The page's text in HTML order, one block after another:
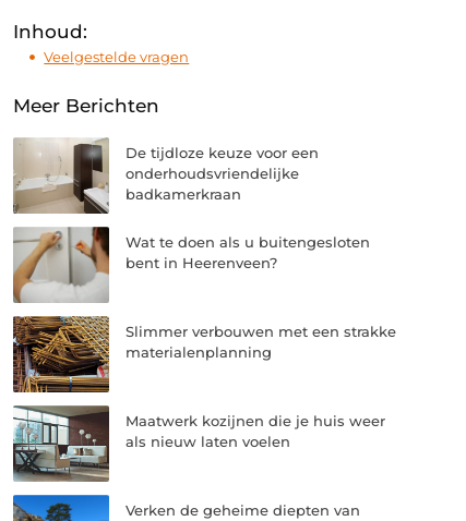
Inhoud:
Veelgestelde vragen
Meer Berichten
De tijdloze keuze voor een
onderhoudsvriendelijke
badkamerkraan
Wat te doen als u buitengesloten
bent in Heerenveen?
Slimmer verbouwen met een strakke
materialenplanning
Maatwerk kozijnen die je huis weer
als nieuw laten voelen
Verken de geheime diepten van